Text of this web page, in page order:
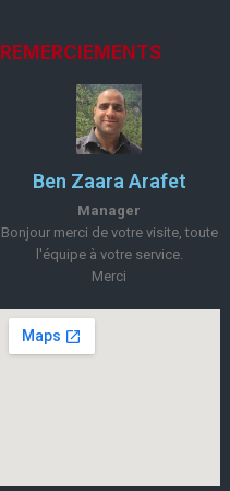
REMERCIEMENTS
Ben Zaara Arafet
Manager
Bonjour merci de votre visite, toute
l'équipe à votre service.
Merci